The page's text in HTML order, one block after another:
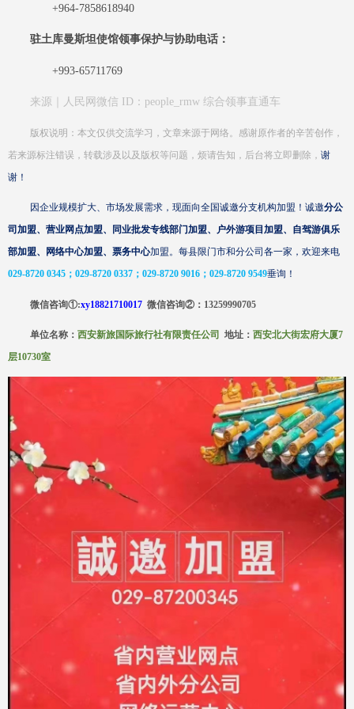
+964-7858618940
驻土库曼斯坦使馆领事保护与协助电话：
+993-65711769
来源｜ 人民网微信 ID：people_rmw 综合领事直通车
版权说明：本文仅供交流学习，文章来源于网络。感谢原作者的辛苦创作，
若来源标注错误，转载涉及以及版权等问题，烦请告知，后台将立即删除， 谢
谢！
因企业规模扩大、市场发展需求，现面向全国诚邀分支机构加盟！诚邀分公
司加盟、营业网点加盟、同业批发专线部门加盟、户外游项目加盟、自驾游俱乐
部加盟、网络中心加盟、票务中心加盟。每县限门市和分公司各一家，欢迎来电
029-8720 0345；029-8720 0337；029-8720 9016；029-8720 9549垂询！
微信咨询①:xy18821710017微信咨询② ： 13259990705
单位名称：西安新旅国际旅行社有限责任公司 地址：西安北大街宏府大厦7
层10730室